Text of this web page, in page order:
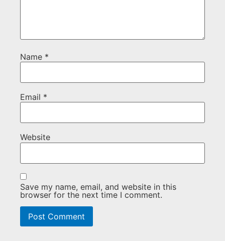
Name *
Email *
Website
Save my name, email, and website in this
browser for the next time I comment.